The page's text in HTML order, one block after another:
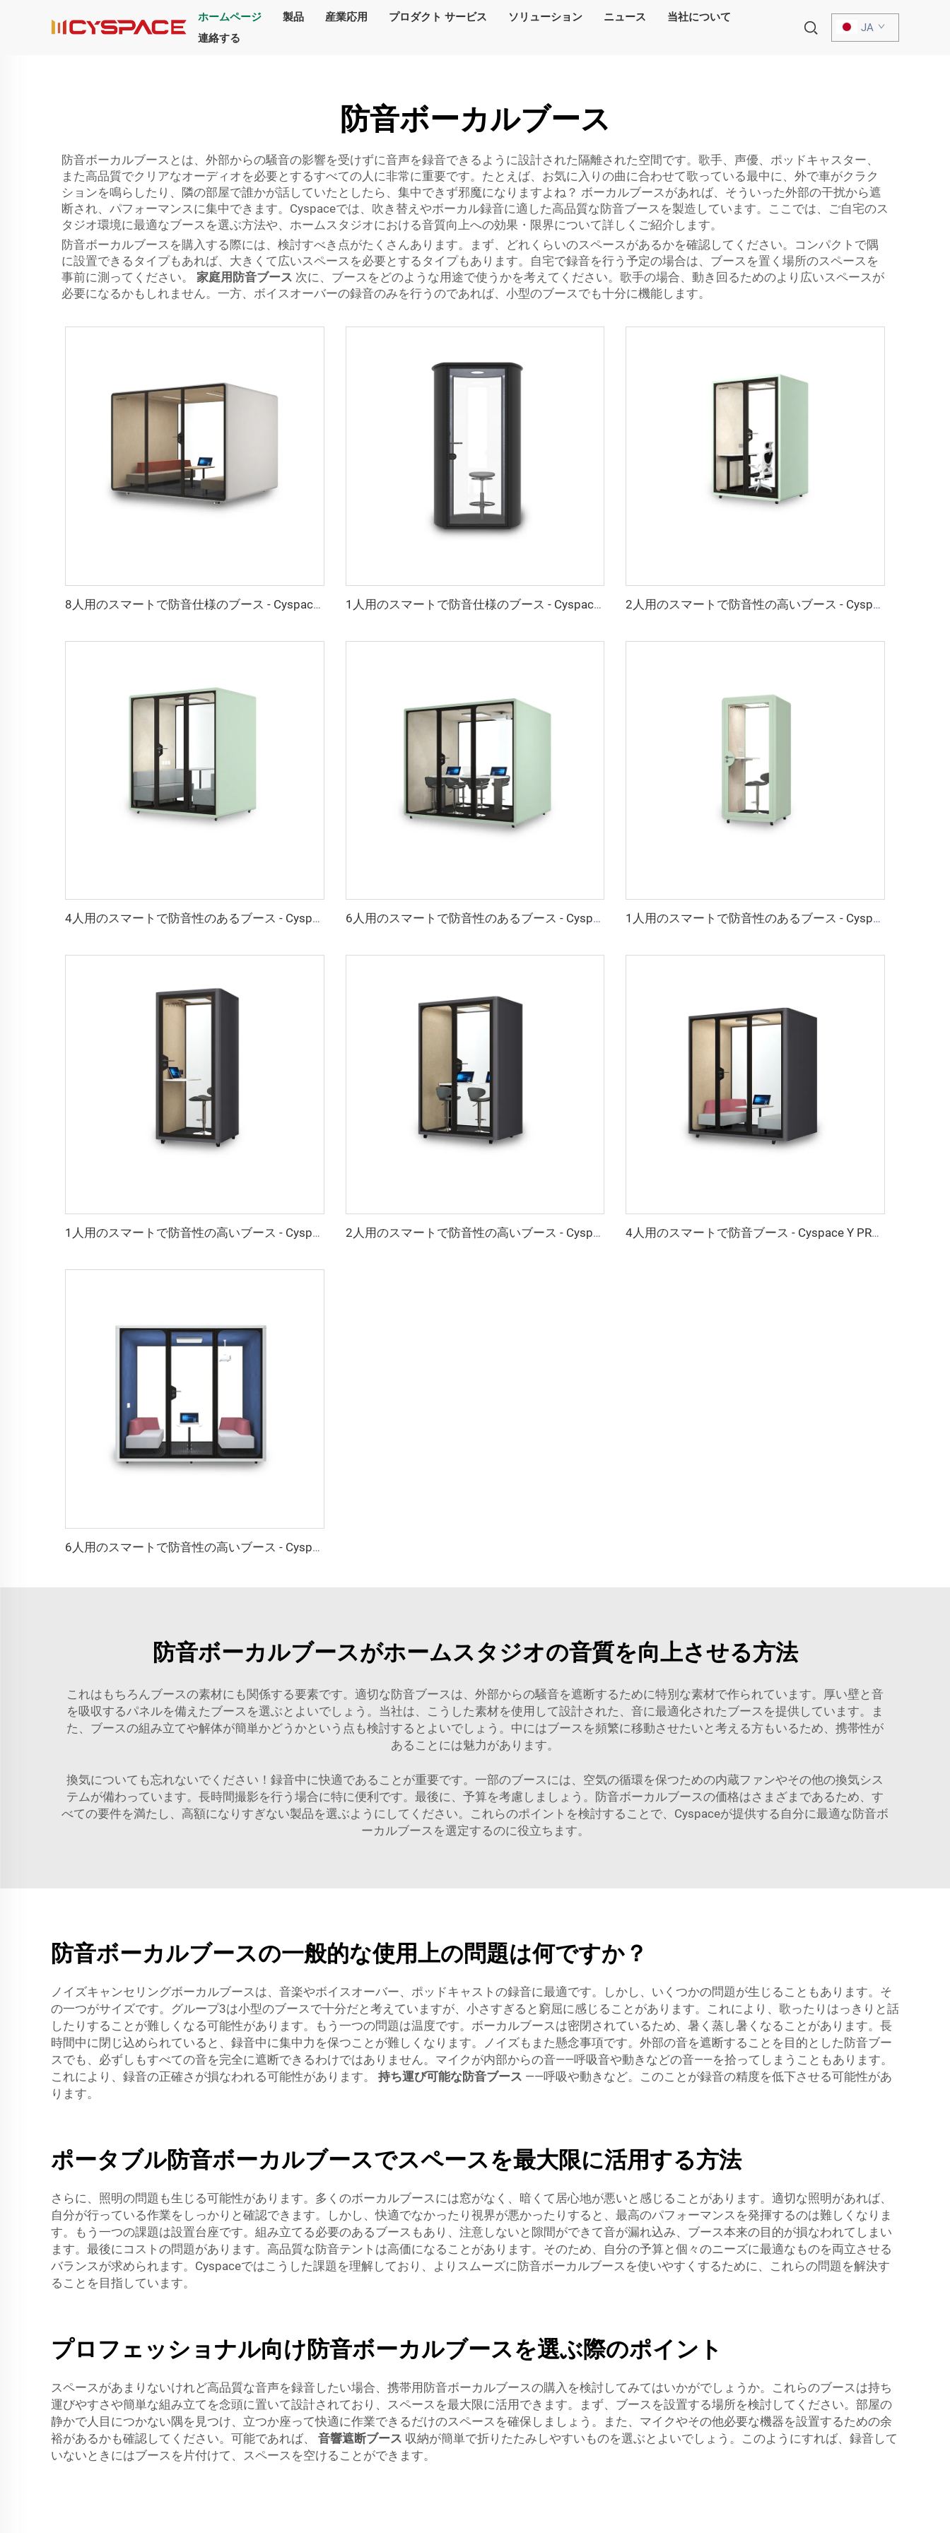
ホームページ 製品 産業応用 プロダクト サービス ソリューション ニュース
当社について
連絡する
JA
防音ボーカルブース
防音ボーカルブースとは、外部からの騒音の影響を受けずに音声を録音できるように設計された隔離された空間です。歌手、声優、ポッドキャスター、
また高品質でクリアなオーディオを必要とするすべての人に非常に重要です。たとえば、お気に入りの曲に合わせて歌っている最中に、外で車がクラク
ションを鳴らしたり、隣の部屋で誰かが話していたとしたら、集中できず邪魔になりますよね？ ボーカルブースがあれば、そういった外部の干扰から遮
断され、パフォーマンスに集中できます。Cyspaceでは、吹き替えやボーカル録音に適した高品質な防音ブースを製造しています。ここでは、ご自宅のス
タジオ環境に最適なブースを選ぶ方法や、ホームスタジオにおける音質向上への効果・限界について詳しくご紹介します。
防音ボーカルブースを購入する際には、検討すべき点がたくさんあります。まず、どれくらいのスペースがあるかを確認してください。コンパクトで隅
に設置できるタイプもあれば、大きくて広いスペースを必要とするタイプもあります。自宅で録音を行う予定の場合は、ブースを置く場所のスペースを
事前に測ってください。 家庭用防音ブース 次に、ブースをどのような用途で使うかを考えてください。歌手の場合、動き回るためのより広いスペースが
必要になるかもしれません。一方、ボイスオーバーの録音のみを行うのであれば、小型のブースでも十分に機能します。
8人用のスマートで防音仕様のブース - Cyspace Sシリーズ 1人用のスマートで防音仕様のブース - Cyspace Bシリーズ 2人用のスマートで防音性の高いブース - Cyspace Xシリーズ
4人用のスマートで防音性のあるブース - Cyspace Xシリーズ 6人用のスマートで防音性のあるブース - Cyspace Xシリーズ 1人用のスマートで防音性のあるブース - Cyspace Xシリーズ
1人用のスマートで防音性の高いブース - Cyspace Y PROシリーズ 2人用のスマートで防音性の高いブース - Cyspace Y PROシリーズ 4人用のスマートで防音ブース - Cyspace Y PROシリーズ
6人用のスマートで防音性の高いブース - Cyspace Y PROシリーズ
防音ボーカルブースがホームスタジオの音質を向上させる方法
これはもちろんブースの素材にも関係する要素です。適切な防音ブースは、外部からの騒音を遮断するために特別な素材で作られています。厚い壁と音
を吸収するパネルを備えたブースを選ぶとよいでしょう。当社は、こうした素材を使用して設計された、音に最適化されたブースを提供しています。ま
た、ブースの組み立てや解体が簡単かどうかという点も検討するとよいでしょう。中にはブースを頻繁に移動させたいと考える方もいるため、携帯性が
あることには魅力があります。
換気についても忘れないでください！録音中に快適であることが重要です。一部のブースには、空気の循環を保つための内蔵ファンやその他の換気シス
テムが備わっています。長時間撮影を行う場合に特に便利です。最後に、予算を考慮しましょう。防音ボーカルブースの価格はさまざまであるため、す
べての要件を満たし、高額になりすぎない製品を選ぶようにしてください。これらのポイントを検討することで、Cyspaceが提供する自分に最適な防音ボ
ーカルブースを選定するのに役立ちます。
防音ボーカルブースの一般的な使用上の問題は何ですか？
ノイズキャンセリングボーカルブースは、音楽やボイスオーバー、ポッドキャストの録音に最適です。しかし、いくつかの問題が生じることもあります。そ
の一つがサイズです。グループ3は小型のブースで十分だと考えていますが、小さすぎると窮屈に感じることがあります。これにより、歌ったりはっきりと話
したりすることが難しくなる可能性があります。もう一つの問題は温度です。ボーカルブースは密閉されているため、暑く蒸し暑くなることがあります。長
時間中に閉じ込められていると、録音中に集中力を保つことが難しくなります。ノイズもまた懸念事項です。外部の音を遮断することを目的とした防音ブー
スでも、必ずしもすべての音を完全に遮断できるわけではありません。マイクが内部からの音——呼吸音や動きなどの音——を拾ってしまうこともあります。
これにより、録音の正確さが損なわれる可能性があります。 持ち運び可能な防音ブース ——呼吸や動きなど。このことが録音の精度を低下させる可能性があ
ります。
ポータブル防音ボーカルブースでスペースを最大限に活用する方法
さらに、照明の問題も生じる可能性があります。多くのボーカルブースには窓がなく、暗くて居心地が悪いと感じることがあります。適切な照明があれば、
自分が行っている作業をしっかりと確認できます。しかし、快適でなかったり視界が悪かったりすると、最高のパフォーマンスを発揮するのは難しくなりま
す。もう一つの課題は設置台座です。組み立てる必要のあるブースもあり、注意しないと隙間ができて音が漏れ込み、ブース本来の目的が損なわれてしまい
ます。最後にコストの問題があります。高品質な防音テントは高価になることがあります。そのため、自分の予算と個々のニーズに最適なものを両立させる
バランスが求められます。Cyspaceではこうした課題を理解しており、よりスムーズに防音ボーカルブースを使いやすくするために、これらの問題を解決す
ることを目指しています。
プロフェッショナル向け防音ボーカルブースを選ぶ際のポイント
スペースがあまりないけれど高品質な音声を録音したい場合、携帯用防音ボーカルブースの購入を検討してみてはいかがでしょうか。これらのブースは持ち
運びやすさや簡単な組み立てを念頭に置いて設計されており、スペースを最大限に活用できます。まず、ブースを設置する場所を検討してください。部屋の
静かで人目につかない隅を見つけ、立つか座って快適に作業できるだけのスペースを確保しましょう。また、マイクやその他必要な機器を設置するための余
裕があるかも確認してください。可能であれば、 音響遮断ブース 収納が簡単で折りたたみしやすいものを選ぶとよいでしょう。このようにすれば、録音して
いないときにはブースを片付けて、スペースを空けることができます。